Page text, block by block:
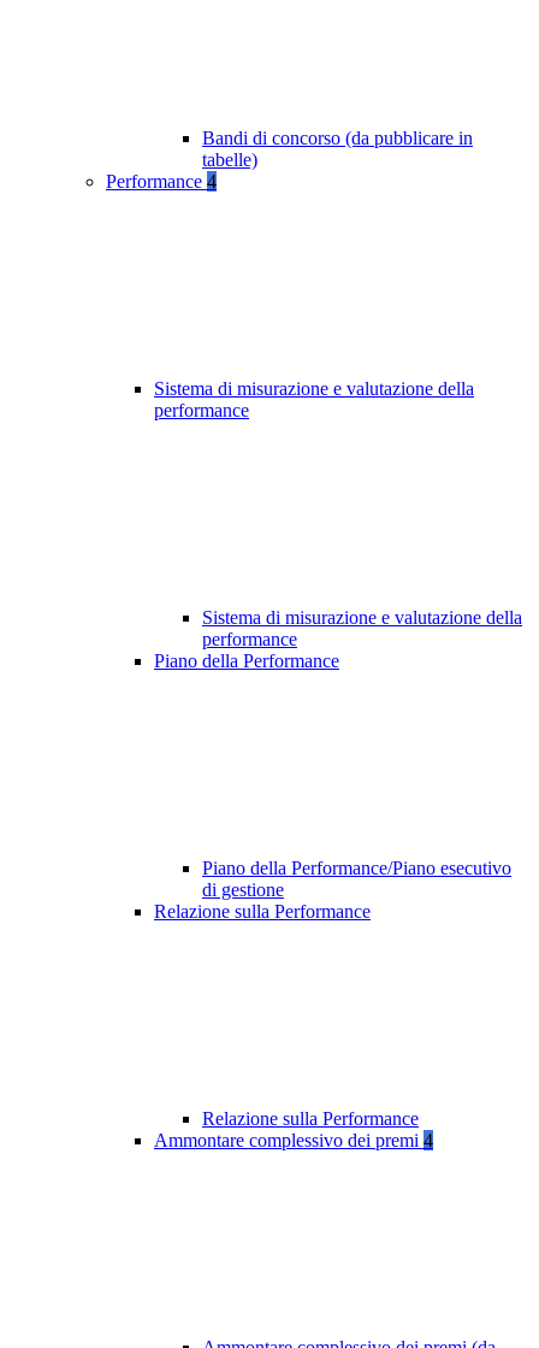
Bandi di concorso (da pubblicare in
tabelle)
Performance 4
Sistema di misurazione e valutazione della
performance
Sistema di misurazione e valutazione della
performance
Piano della Performance
Piano della Performance/Piano esecutivo
di gestione
Relazione sulla Performance
Relazione sulla Performance
Ammontare complessivo dei premi 4